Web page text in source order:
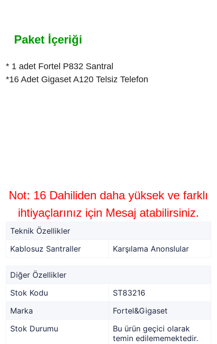
Paket İçeriği
* 1 adet Fortel P832 Santral
*16 Adet Gigaset A120 Telsiz Telefon
Not: 16 Dahiliden daha yüksek ve farklı
ihtiyaçlarınız için Mesaj atabilirsiniz.
Teknik Özellikler
Kablosuz Santraller
Karşılama Anonslular
Diğer Özellikler
Stok Kodu
ST83216
Marka
Fortel&Gigaset
Stok Durumu
Bu ürün geçici olarak
temin edilememektedir.